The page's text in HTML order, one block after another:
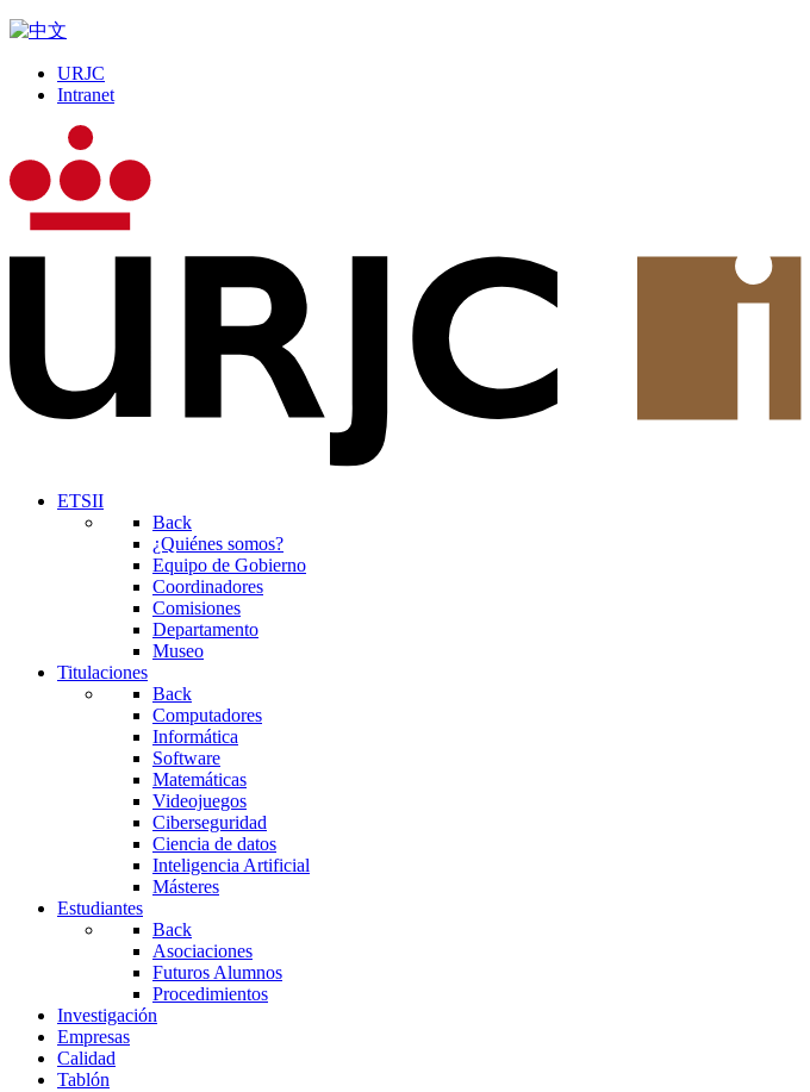
URJC
Intranet
ETSII
Back
¿Quiénes somos?
Equipo de Gobierno
Coordinadores
Comisiones
Departamento
Museo
Titulaciones
Back
Computadores
Informática
Software
Matemáticas
Videojuegos
Ciberseguridad
Ciencia de datos
Inteligencia Artificial
Másteres
Estudiantes
Back
Asociaciones
Futuros Alumnos
Procedimientos
Investigación
Empresas
Calidad
Tablón